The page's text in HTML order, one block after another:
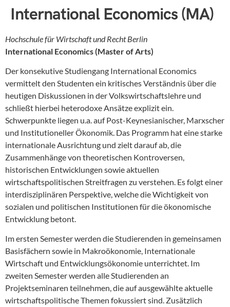
International Economics (MA)
Hochschule für Wirtschaft und Recht Berlin
International Economics (Master of Arts)
Der konsekutive Studiengang International Economics
vermittelt den Studenten ein kritisches Verständnis über die
heutigen Diskussionen in der Volkswirtschaftslehre und
schließt hierbei heterodoxe Ansätze explizit ein.
Schwerpunkte liegen u.a. auf Post-Keynesianischer, Marxscher
und Institutioneller Ökonomik. Das Programm hat eine starke
internationale Ausrichtung und zielt darauf ab, die
Zusammenhänge von theoretischen Kontroversen,
historischen Entwicklungen sowie aktuellen
wirtschaftspolitischen Streitfragen zu verstehen. Es folgt einer
interdisziplinären Perspektive, welche die Wichtigkeit von
sozialen und politischen Institutionen für die ökonomische
Entwicklung betont.
Im ersten Semester werden die Studierenden in gemeinsamen
Basisfächern sowie in Makroökonomie, Internationale
Wirtschaft und Entwicklungsökonomie unterrichtet. Im
zweiten Semester werden alle Studierenden an
Projektseminaren teilnehmen, die auf ausgewählte aktuelle
wirtschaftspolitische Themen fokussiert sind. Zusätzlich